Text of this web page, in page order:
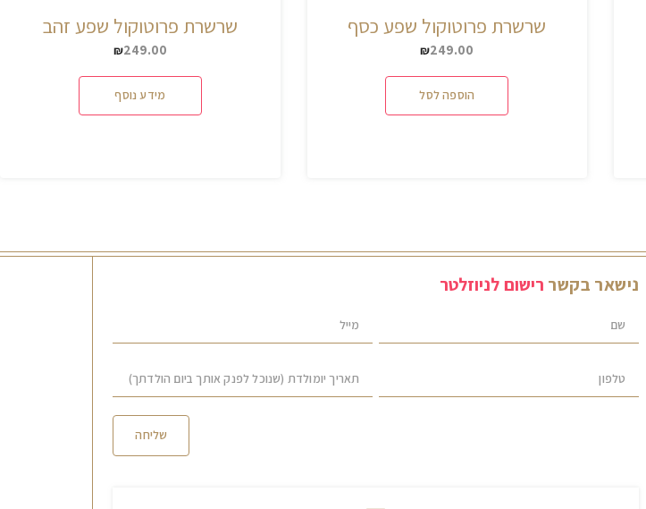
שרשרת פרוטוקול שפע כסף
₪249.00
הוספה לסל
שרשרת פרוטוקול שפע זהב
₪249.00
מידע נוסף
נישאר בקשר רישוםלניוזלטר
שליחה